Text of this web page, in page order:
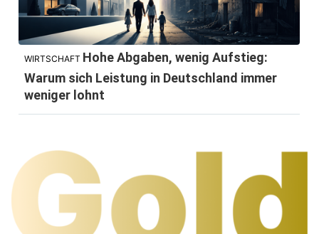
WIRTSCHAFT Hohe Abgaben, wenig Aufstieg:
Warum sich Leistung in Deutschland immer
weniger lohnt